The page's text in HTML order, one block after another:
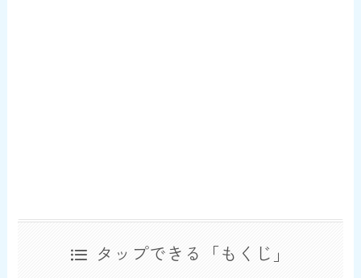
タップできる「もくじ」